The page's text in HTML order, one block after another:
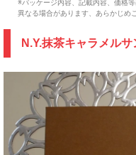
※パッケージ内容、記載内容、価格
異なる場合があります、あらかじめ
N.Y.抹茶キャラメル